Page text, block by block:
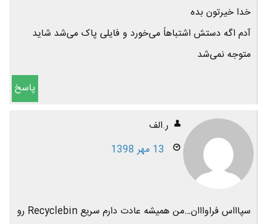
خدا خیرتون بده
آدم اگه دستش اشتباهاً می‌خورد و فایلی پاک می‌شد شاید
متوجه نمی‌شد
پاسخ
ر.الف
13 مهر 1398
سپاااس فراوااان…من همیشه عادت دارم سریع Recyclebin رو